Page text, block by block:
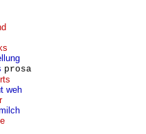
prosa
weh